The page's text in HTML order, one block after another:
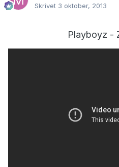
Skrivet 3 oktober, 2013
Playboyz -